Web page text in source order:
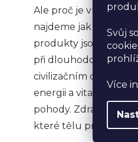
Svůj
Více
Ale proč je vlastně
najdeme jak v
produkty jsou často
při dlouhodobé
civilizačním
energii a vitalitu, ale
pohody. Zdravé
které tělu prospívají.